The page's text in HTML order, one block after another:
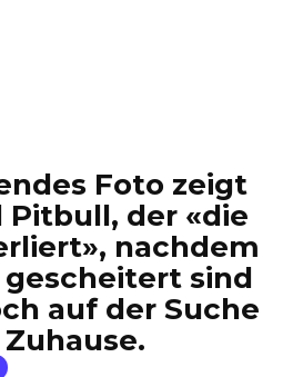
Foto zeigt
der «die
nachdem
sind
auf der Suche